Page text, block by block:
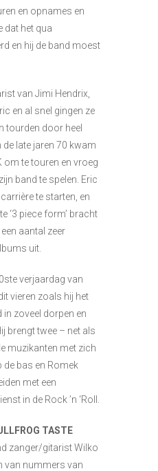
en opnames en
dat het qua
en hij de band moest
van Jimi Hendrix,
en al snel gingen ze
tourden door heel
de late jaren 70 kwam
om te touren en vroeg
band te spelen. Eric
te starten, en
‘3 piece form’ bracht
aantal zeer
uit.
verjaardag van
vieren zoals hij het
in zoveel dorpen en
brengt twee – net als
muzikanten met zich
de bas en Romek
met een
in de Rock ’n ‘Roll.
TASTE
zanger/gitarist Wilko
van nummers van